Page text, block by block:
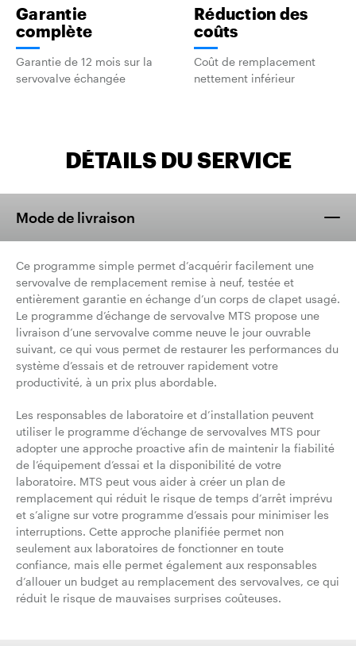
Garantie
complète
Garantie de 12 mois sur la
servovalve échangée
Réduction des
coûts
Coût de remplacement
nettement inférieur
DÉTAILS DU SERVICE
Mode de livraison
Ce programme simple permet d’acquérir facilement une
servovalve de remplacement remise à neuf, testée et
entièrement garantie en échange d’un corps de clapet usagé.
Le programme d’échange de servovalve MTS propose une
livraison d’une servovalve comme neuve le jour ouvrable
suivant, ce qui vous permet de restaurer les performances du
système d’essais et de retrouver rapidement votre
productivité, à un prix plus abordable.
Les responsables de laboratoire et d’installation peuvent
utiliser le programme d’échange de servovalves MTS pour
adopter une approche proactive afin de maintenir la fiabilité
de l’équipement d’essai et la disponibilité de votre
laboratoire. MTS peut vous aider à créer un plan de
remplacement qui réduit le risque de temps d’arrêt imprévu
et s’aligne sur votre programme d’essais pour minimiser les
interruptions. Cette approche planifiée permet non
seulement aux laboratoires de fonctionner en toute
confiance, mais elle permet également aux responsables
d’allouer un budget au remplacement des servovalves, ce qui
réduit le risque de mauvaises surprises coûteuses.